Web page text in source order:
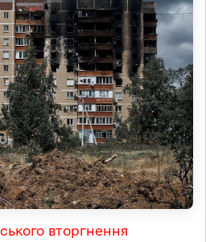
вторгнення